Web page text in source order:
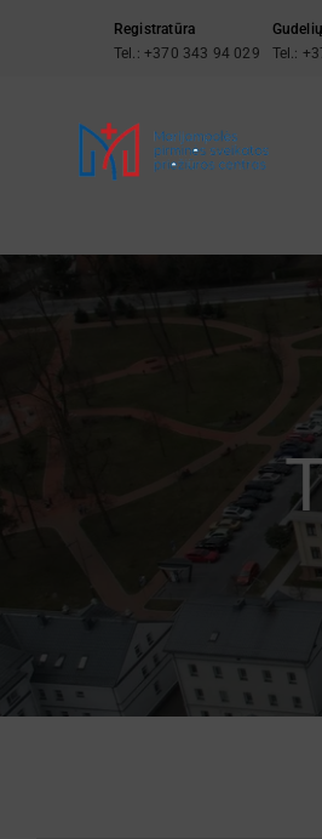
Registratūra
Tel.: +370 343 94 029
Tel.: